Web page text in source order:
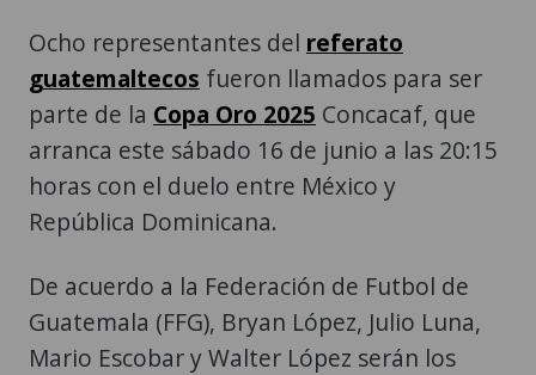
Ocho representantes del referato
guatemaltecos fueron llamados para ser
parte de la Copa Oro 2025 Concacaf, que
arranca este sábado 16 de junio a las 20:15
horas con el duelo entre México y
República Dominicana.
De acuerdo a la Federación de Futbol de
Guatemala (FFG), Bryan López, Julio Luna,
Mario Escobar y Walter López serán los